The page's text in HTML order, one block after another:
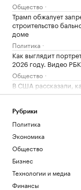
Общество
Трамп обжалует
строительство
доме
Политика
Как выглядит
2026 году. Видео РБК
Общество
В США рассказали,
снарядам из Сербии
Политика
Будущее
аэродрома до города
Звезда НБА избежал
незаконное ношение
Спорт
Силы ПВО сбили 75
Рубрики
Политика
Экономика
Общество
Бизнес
Технологии и медиа
Финансы